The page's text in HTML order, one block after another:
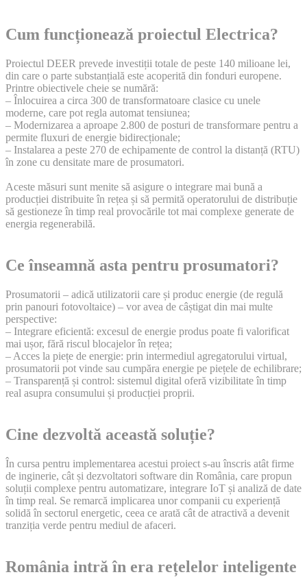
Cum funcționează proiectul Electrica?
Proiectul DEER prevede investiții totale de peste 140 milioane lei,
din care o parte substanțială este acoperită din fonduri europene.
Printre obiectivele cheie se numără:
– Înlocuirea a circa 300 de transformatoare clasice cu unele
moderne, care pot regla automat tensiunea;
– Modernizarea a aproape 2.800 de posturi de transformare pentru a
permite fluxuri de energie bidirecționale;
– Instalarea a peste 270 de echipamente de control la distanță (RTU)
în zone cu densitate mare de prosumatori.
Aceste măsuri sunt menite să asigure o integrare mai bună a
producției distribuite în rețea și să permită operatorului de distribuție
să gestioneze în timp real provocările tot mai complexe generate de
energia regenerabilă.
Ce înseamnă asta pentru prosumatori?
Prosumatorii – adică utilizatorii care și produc energie (de regulă
prin panouri fotovoltaice) – vor avea de câștigat din mai multe
perspective:
– Integrare eficientă: excesul de energie produs poate fi valorificat
mai ușor, fără riscul blocajelor în rețea;
– Acces la piețe de energie: prin intermediul agregatorului virtual,
prosumatorii pot vinde sau cumpăra energie pe piețele de echilibrare;
– Transparență și control: sistemul digital oferă vizibilitate în timp
real asupra consumului și producției proprii.
Cine dezvoltă această soluție?
În cursa pentru implementarea acestui proiect s-au înscris atât firme
de inginerie, cât și dezvoltatori software din România, care propun
soluții complexe pentru automatizare, integrare IoT și analiză de date
în timp real. Se remarcă implicarea unor companii cu experiență
solidă în sectorul energetic, ceea ce arată cât de atractivă a devenit
tranziția verde pentru mediul de afaceri.
România intră în era rețelelor inteligente